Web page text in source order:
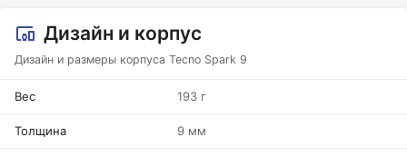
Дизайн и корпус
Дизайн и размеры корпуса Tecno Spark 9
Вес 193 г
Толщина 9 мм